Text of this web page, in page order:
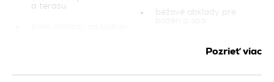
a terasu
oranžové obklady pre
béžové obklady pre
Pozrieť viac